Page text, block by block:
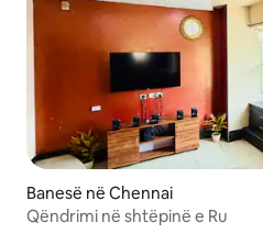
Banesë në Chennai
Qëndrimi në shtëpinë e Ru